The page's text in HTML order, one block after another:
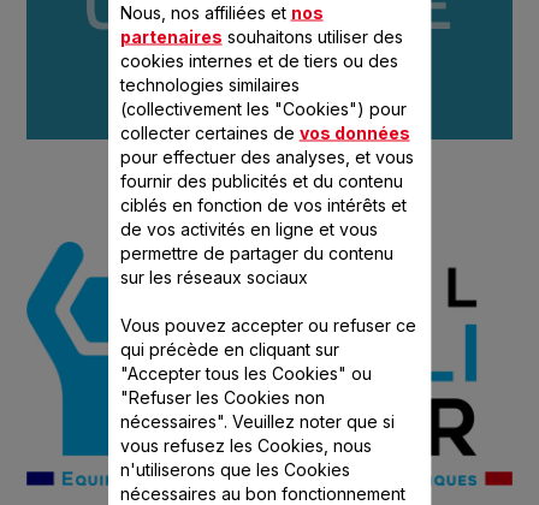
Nous, nos affiliées et nos
partenaires souhaitons utiliser des
cookies internes et de tiers ou des
technologies similaires
(collectivement les "Cookies") pour
collecter certaines de vos données
pour effectuer des analyses, et vous
fournir des publicités et du contenu
ciblés en fonction de vos intérêts et
de vos activités en ligne et vous
permettre de partager du contenu
sur les réseaux sociaux
Vous pouvez accepter ou refuser ce
qui précède en cliquant sur
"Accepter tous les Cookies" ou
"Refuser les Cookies non
nécessaires". Veuillez noter que si
vous refusez les Cookies, nous
n'utiliserons que les Cookies
nécessaires au bon fonctionnement